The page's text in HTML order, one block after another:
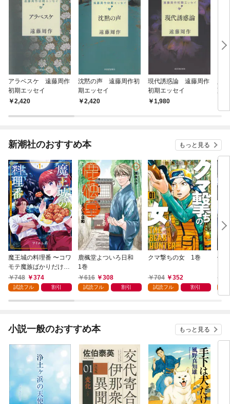
アラベスケ 遠藤周作
初期エッセイ
2,420
沈黙の声 遠藤周作初
期エッセイ
2,420
現代誘惑論 遠藤周作
初期エッセイ
1,980
藤
新潮社のおすすめ本 もっと見る
魔王城の料理番 〜コワ
モテ魔族ばかりだけ
ど、ホワイトな職場で
す〜 1巻
748 374
試読フル 割引
鹿楓堂よついろ日和
1巻
616
308
試読フル 割引
クマ撃ちの女 1巻
704 352
試読フル 割引
俺
る
小説一般のおすすめ本 もっと見る